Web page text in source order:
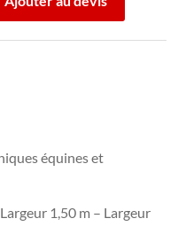
équines et
1,50 m – Largeur